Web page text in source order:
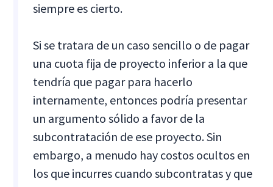
siempre es cierto.
Si se tratara de un caso sencillo o de pagar
una cuota fija de proyecto inferior a la que
tendría que pagar para hacerlo
internamente, entonces podría presentar
un argumento sólido a favor de la
subcontratación de ese proyecto. Sin
embargo, a menudo hay costos ocultos en
los que incurres cuando subcontratas y que